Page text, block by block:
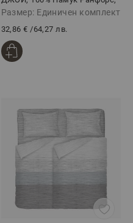
3 части
Размер: Единичен комплект
32,86 € /64,27 лв.